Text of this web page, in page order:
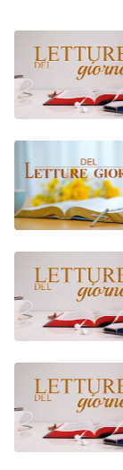
Letture del